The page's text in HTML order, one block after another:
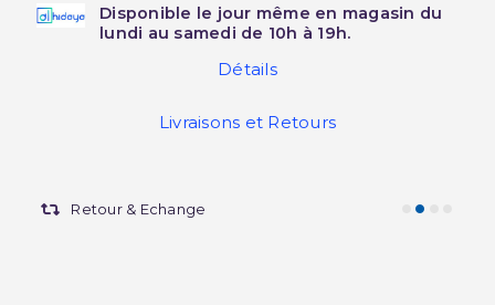
Disponible le jour même en magasin du
lundi au samedi de 10h à 19h.
Détails
Livraisons et Retours
Retour & Echange